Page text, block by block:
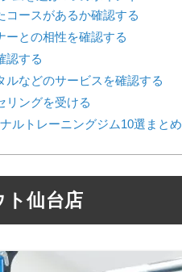
コースがあるか確認する
ーとの相性を確認する
認する
ルなどのサービスを確認する
リングを受ける
ルトレーニングジム10選まとめ
ト仙台店